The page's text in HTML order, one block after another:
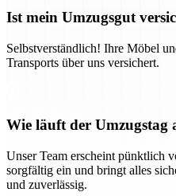
Ist mein Umzugsgut
Selbstverständlich! Ihre Möbel
Transports über uns versichert.
Wie läuft der Umzugstag
Unser Team erscheint pünktlich
sorgfältig ein und bringt alles
und zuverlässig.